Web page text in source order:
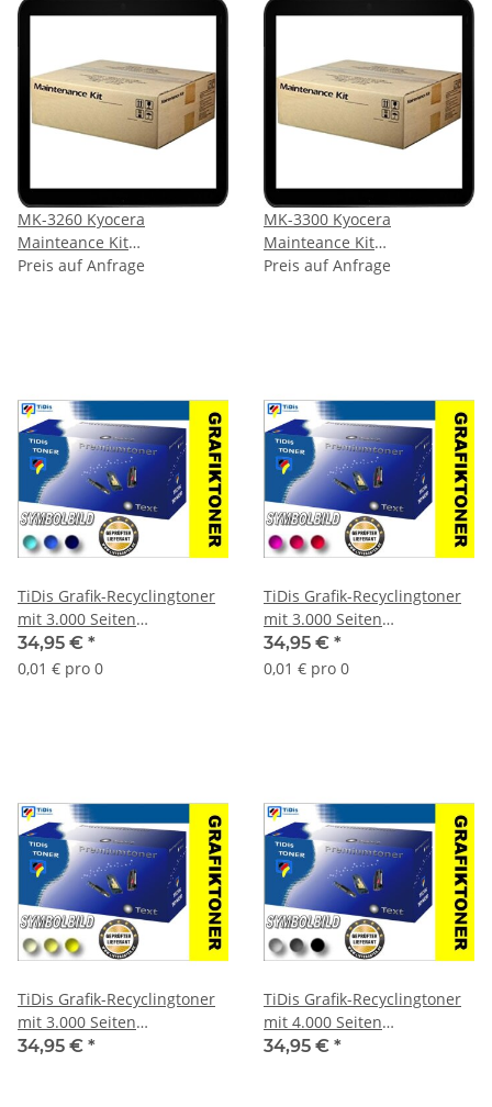
MK-3260 Kyocera
Mainteance Kit
(Wartungseinheit) für ca.
Preis auf Anfrage
MK-3300 Kyocera
Mainteance Kit
(Wartungseinheit) für ca.
Preis auf Anfrage
TiDis Grafik-Recyclingtoner
mit 3.000 Seiten
Druckleistung nach Iso -
ersetzt TK580 Cyan
34,95 € *
0,01 € pro 0
TiDis Grafik-Recyclingtoner
mit 3.000 Seiten
Druckleistung nach Iso -
ersetzt TK580 Magenta
34,95 € *
0,01 € pro 0
TiDis Grafik-Recyclingtoner
mit 3.000 Seiten
Druckleistung nach Iso -
34,95 € *
TiDis Grafik-Recyclingtoner
mit 4.000 Seiten
Druckleistung nach Iso -
34,95 € *